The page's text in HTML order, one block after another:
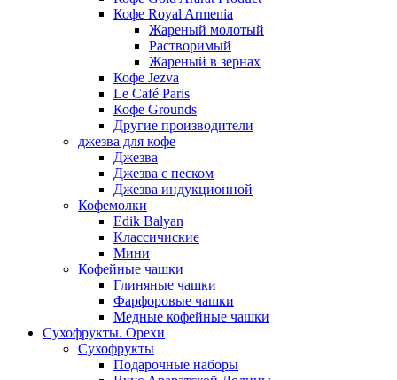
Кофе Royal Armenia
Жареный молотый
Растворимый
Жареный в зернах
Кофе Jezva
Le Café Paris
Кофе Grounds
Другие производители
джезва для кофе
Джезва
Джезва с песком
Джезва индукционной
Кофемолки
Edik Balyan
Классичиские
Мини
Кофейные чашки
Глиняные чашки
Фарфоровые чашки
Медные кофейные чашки
Сухофрукты. Орехи
Сухофрукты
Подарочные наборы